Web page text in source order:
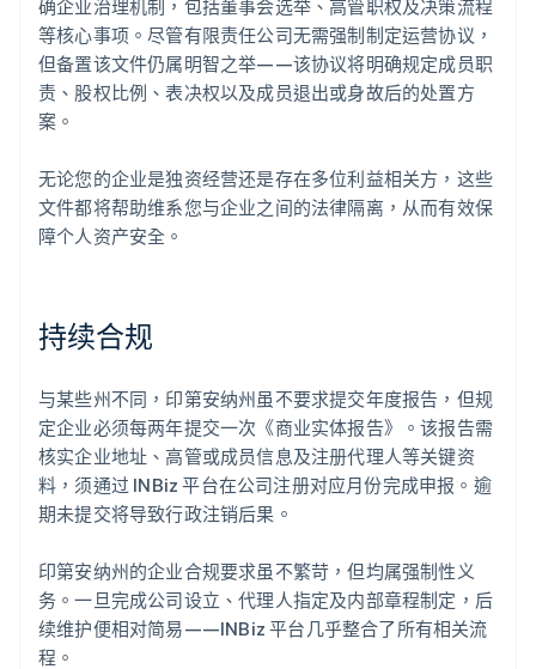
确企业治理机制，包括董事会选举、高管职权及决策流程
等核心事项。尽管有限责任公司无需强制制定运营协议，
但备置该文件仍属明智之举——该协议将明确规定成员职
责、股权比例、表决权以及成员退出或身故后的处置方
案。
无论您的企业是独资经营还是存在多位利益相关方，这些
文件都将帮助维系您与企业之间的法律隔离，从而有效保
障个人资产安全。
持续合规
与某些州不同，印第安纳州虽不要求提交年度报告，但规
定企业必须每两年提交一次《商业实体报告》。该报告需
核实企业地址、高管或成员信息及注册代理人等关键资
料，须通过 INBiz 平台在公司注册对应月份完成申报。逾
期未提交将导致行政注销后果。
印第安纳州的企业合规要求虽不繁苛，但均属强制性义
务。一旦完成公司设立、代理人指定及内部章程制定，后
续维护便相对简易——INBiz 平台几乎整合了所有相关流
程。